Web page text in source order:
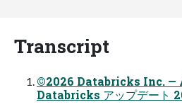
Transcript
©2026 Databricks Inc.
Databricks アップデート